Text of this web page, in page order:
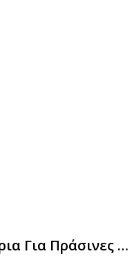
Δημοσιεύτηκαν Νέα Ευρωπαϊκά Κριτήρια Για Πράσινες Δημόσιες Συμβάσεις Στον Τομέα Της Οδικής Μεταφοράς